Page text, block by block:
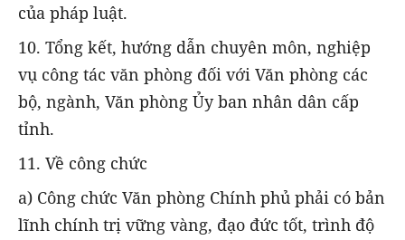
của pháp luật.
10. Tổng kết, hướng dẫn chuyên môn, nghiệp
vụ công tác văn phòng đối với Văn phòng các
bộ, ngành, Văn phòng Ủy ban nhân dân cấp
tỉnh.
11. Về công chức
a) Công chức Văn phòng Chính phủ phải có bản
lĩnh chính trị vững vàng, đạo đức tốt, trình độ